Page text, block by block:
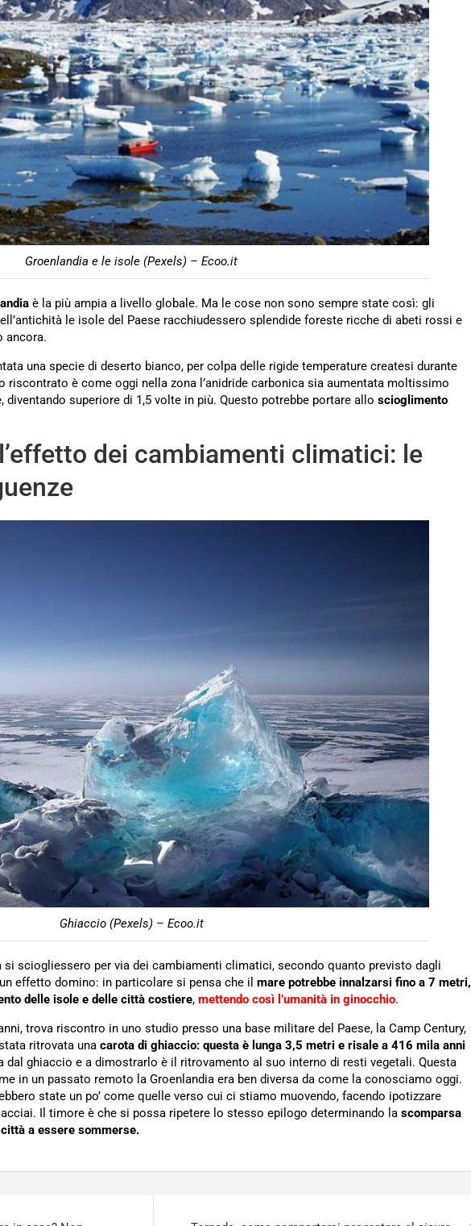
Groenlandia e le isole (Pexels) – Ecoo.it
è la più ampia a livello globale. Ma le cose non sono sempre state così: gli
le isole del Paese racchiudessero splendide foreste ricche di abeti rossi e
ancora.
una specie di deserto bianco, per colpa delle rigide temperature createsi durante
riscontrato è come oggi nella zona l’anidride carbonica sia aumentata moltissimo
superiore di 1,5 volte in più. Questo potrebbe portare allo scioglimento
dei cambiamenti climatici: le
Ghiaccio (Pexels) – Ecoo.it
si sciogliessero per via dei cambiamenti climatici, secondo quanto previsto dagli
effetto domino: in particolare si pensa che il mare potrebbe innalzarsi fino a 7 metri,
delle isole e delle città costiere, mettendo così l’umanità in ginocchio.
trova riscontro in uno studio presso una base militare del Paese, la Camp Century,
ritrovata una carota di ghiaccio: questa è lunga 3,5 metri e risale a 416 mila anni
dal ghiaccio e a dimostrarlo è il ritrovamento al suo interno di resti vegetali. Questa
in un passato remoto la Groenlandia era ben diversa da come la conosciamo oggi.
state un po’ come quelle verso cui ci stiamo muovendo, facendo ipotizzare
Il timore è che si possa ripetere lo stesso epilogo determinando la scomparsa
a essere sommerse.